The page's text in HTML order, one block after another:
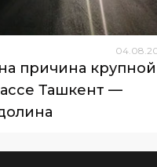
04 08
причина крупной
Ташкент —